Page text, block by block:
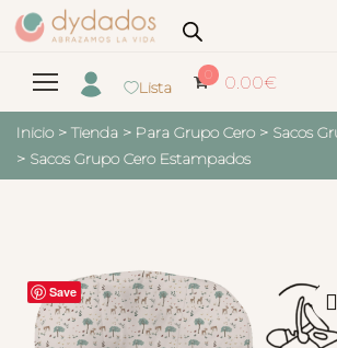
Lista
0 0.00€
Inicio > Tienda > Para Grupo Cero > Sacos
> Sacos Grupo Cero Estampados
Save